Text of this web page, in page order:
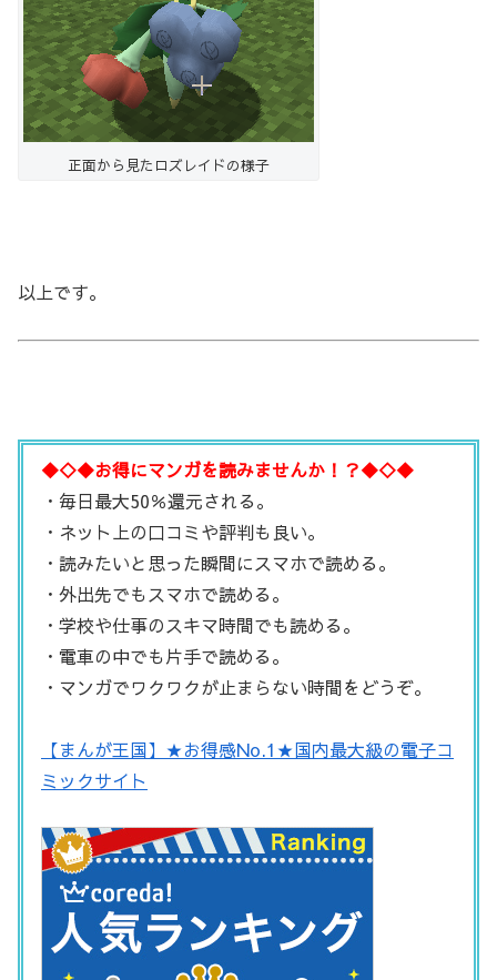
正面から見たロズレイドの様子
以上です。
◆◇◆お得にマンガを読みませんか！？◆◇◆
・毎日最大50％還元される。
・ネット上の口コミや評判も良い。
・読みたいと思った瞬間にスマホで読める。
・外出先でもスマホで読める。
・学校や仕事のスキマ時間でも読める。
・電車の中でも片手で読める。
・マンガでワクワクが止まらない時間をどうぞ。
【まんが王国】★お得感No.1★国内最大級の電子コ
ミックサイト